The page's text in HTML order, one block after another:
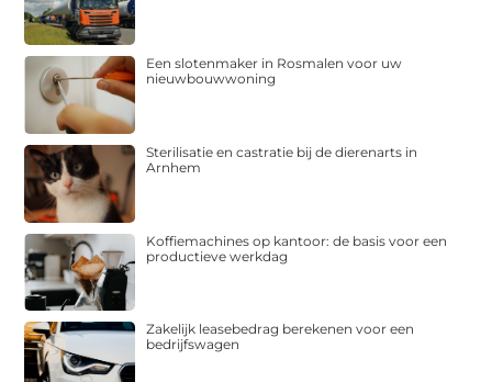
Een slotenmaker in Rosmalen voor uw
nieuwbouwwoning
Sterilisatie en castratie bij de dierenarts in
Arnhem
Koffiemachines op kantoor: de basis voor een
productieve werkdag
Zakelijk leasebedrag berekenen voor een
bedrijfswagen